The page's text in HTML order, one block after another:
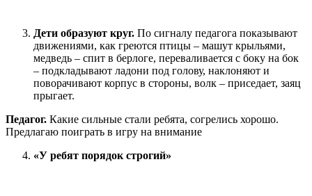
Дети образуют круг. По сигналу педагога показывают
движениями, как греются птицы – машут крыльями,
медведь – спит в берлоге, переваливается с боку на бок
– подкладывают ладони под голову, наклоняют и
поворачивают корпус в стороны, волк – приседает, заяц
прыгает.
Педагог. Какие сильные стали ребята, согрелись хорошо.
Предлагаю поиграть в игру на внимание
«У ребят порядок строгий»